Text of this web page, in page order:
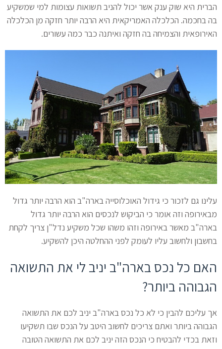
הברית היא שוק ענק אשר יכול להניב תשואות עצומות למי שמשקיע
בה בחכמה. הכלכלה האמריקאית היא הרבה יותר חזקה מן הכלכלה
האירופאית והצמיחה בה חזקה ואיתנה כבר כמה עשורים.
עלינו גם לזכור כי גידול האוכלוסייה בארה"ב הוא הרבה יותר גדול
מבאירופה וזה אומר כי הביקוש לנכסים הוא הרבה יותר גדול
בארה"ב מאשר באירופה וזהו משהו שכל משקיע נדל"ן צריך לקחת
בחשבון ולחשוב עליו לעומק לפני ההחלטה היכן להשקיע.
האם כל נכס בארה"ב יניב לי את התשואה
הגבוהה ביותר?
אך עליכם להבין כי לא כל נכס בארה"ב יניב לכם את התשואה
הגבוהה ביותר ואתם צריכים לחשוב היטב על הנכס שבו תשקיעו
וזאת בכדי להבטיח כי הנכס הזה יניב לכם את התשואה הטובה